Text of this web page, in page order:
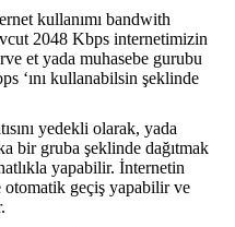
kullanımı bandwith
2048 Kbps internetimizin
et yada muhasebe gurubu
‘ını kullanabilsin şeklinde
yedekli olarak, yada
bir gruba şeklinde dağıtmak
yapabilir. İnternetin
otomatik geçiş yapabilir ve